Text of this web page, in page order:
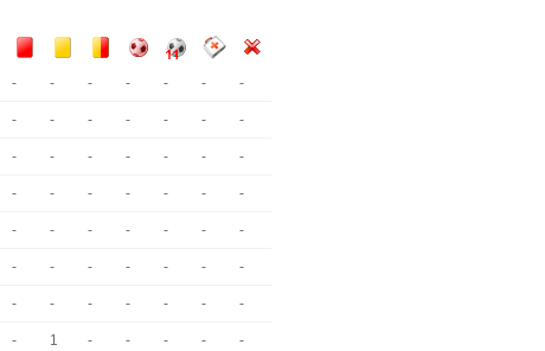
- - - - - - -
- - - - - - -
- - - - - - -
- - - - - - -
- - - - - - -
- - - - - - -
- - - - - - -
- 1 - - - - -